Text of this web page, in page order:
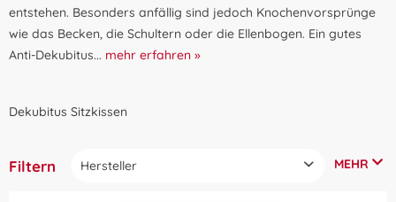
entstehen. Besonders anfällig sind jedoch Knochenvorsprünge
wie das Becken, die Schultern oder die Ellenbogen. Ein gutes
Anti-Dekubitus... mehr erfahren »
Dekubitus Sitzkissen
Filtern Hersteller MEHR